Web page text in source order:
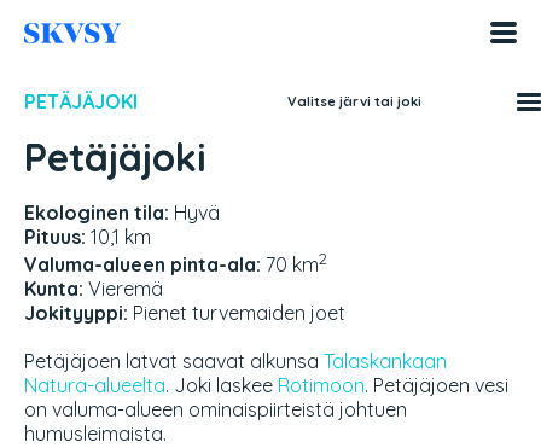
sisältöön
PETÄJÄJOKI Valitse järvi tai joki
Petäjäjoki
Ekologinen tila: Hyvä
Pituus: 10,1 km
Valuma-alueen pinta-ala: 70 km2
Kunta: Vieremä
Jokityyppi: Pienet turvemaiden joet
Petäjäjoen latvat saavat alkunsa Talaskankaan
Natura-alueelta. Joki laskee Rotimoon. Petäjäjoen vesi
on valuma-alueen ominaispiirteistä johtuen
humusleimaista.